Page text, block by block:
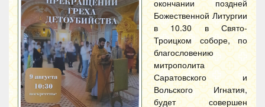
окончании поздней
Божественной Литургии
в 10.30 в Свято-
Троицком соборе, по
благословению
митрополита
Саратовского и
Вольского Игнатия,
будет совершен